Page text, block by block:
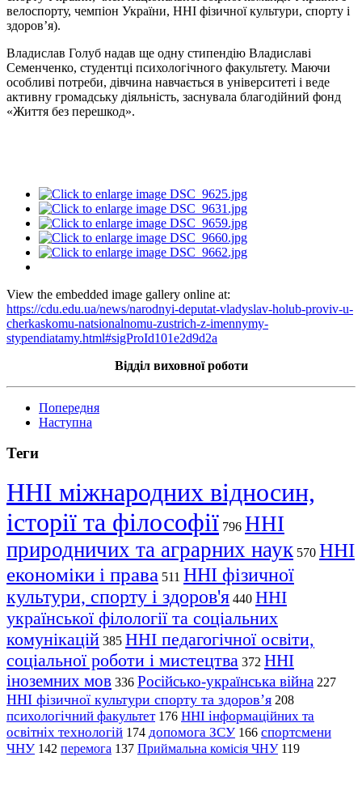
велоспорту, чемпіон України, ННІ фізичної культури, спорту і
здоров’я).
Владислав Голуб надав ще одну стипендію Владиславі
Семенченко, студентці психологічного факультету. Маючи
особливі потреби, дівчина навчається в університеті і веде
активну громадську діяльність, заснувала благодійний фонд
«Життя без перешкод».
View the embedded image gallery online at:
https://cdu.edu.ua/news/narodnyi-deputat-vladyslav-holub-proviv-u-
cherkaskomu-natsionalnomu-zustrich-z-imennymy-
stypendiatamy.html#sigProId101e2d9d2a
Відділ виховної роботи
Попередня
Наступна
Теги
ННІ міжнародних відносин,
історії та філософії 796 ННІ
природничих та аграрних наук 570 ННІ
економіки і права 511 ННІ фізичної
культури, спорту і здоров'я 440 ННІ
української філології та соціальних
комунікацій 385 ННІ педагогічної освіти,
соціальної роботи і мистецтва 372 ННІ
іноземних мов 336 Російсько-українська війна 227
ННІ фізичної культури спорту та здоров’я 208
психологічний факультет 176 ННІ інформаційних та
освітніх технологій 174 допомога ЗСУ 166 спортсмени
ЧНУ 142 перемога 137 Приймальна комісія ЧНУ 119